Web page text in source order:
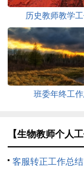
历史教师教学
班委年终工
【生物教师个人
客服转正工作总结